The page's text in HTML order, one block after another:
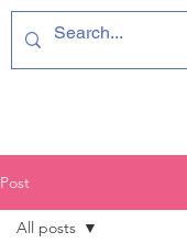
Post
All posts